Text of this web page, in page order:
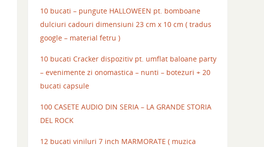
10 bucati – pungute HALLOWEEN pt. bomboane
dulciuri cadouri dimensiuni 23 cm x 10 cm ( tradus
google – material fetru )
10 bucati Cracker dispozitiv pt. umflat baloane party
– evenimente zi onomastica – nunti – botezuri + 20
bucati capsule
100 CASETE AUDIO DIN SERIA – LA GRANDE STORIA
DEL ROCK
12 bucati viniluri 7 inch MARMORATE ( muzica